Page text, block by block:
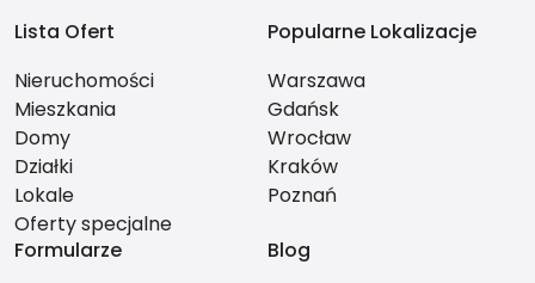
Lista Ofert
Nieruchomości
Mieszkania
Domy
Działki
Lokale
Oferty specjalne
Popularne Lokalizacje
Warszawa
Gdańsk
Wrocław
Kraków
Poznań
Formularze
Blog